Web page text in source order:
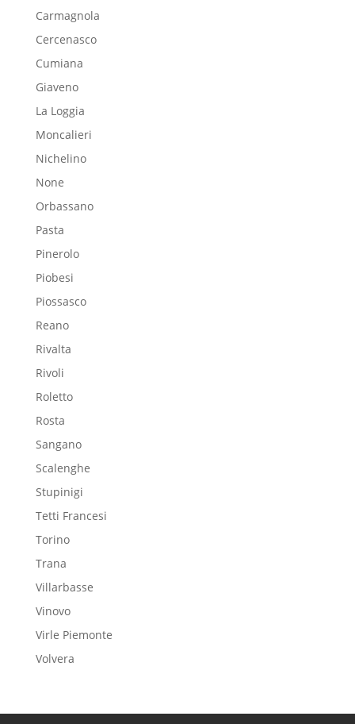
Carmagnola
Cercenasco
Cumiana
Giaveno
La Loggia
Moncalieri
Nichelino
None
Orbassano
Pasta
Pinerolo
Piobesi
Piossasco
Reano
Rivalta
Rivoli
Roletto
Rosta
Sangano
Scalenghe
Stupinigi
Tetti Francesi
Torino
Trana
Villarbasse
Vinovo
Virle Piemonte
Volvera